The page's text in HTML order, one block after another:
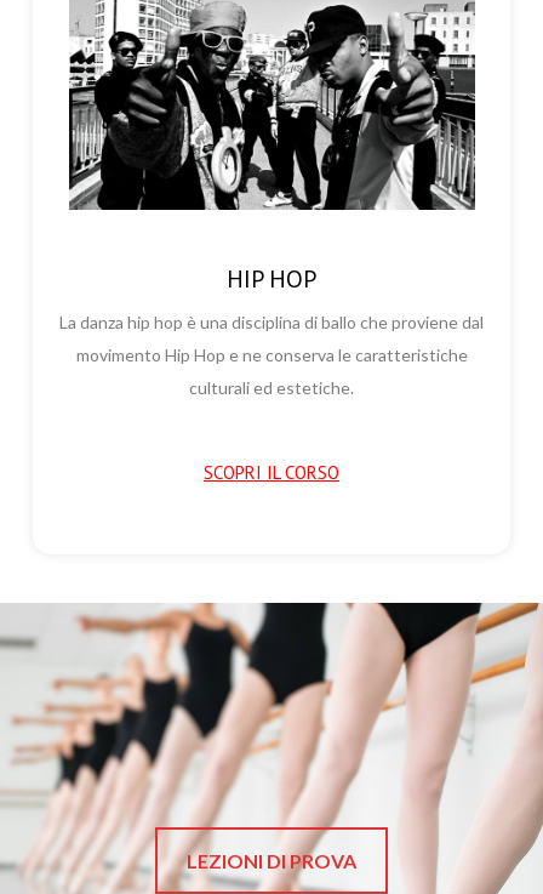
HIP HOP
La danza hip hop è una disciplina di ballo che proviene dal
movimento Hip Hop e ne conserva le caratteristiche
culturali ed estetiche.
SCOPRI IL CORSO
LEZIONI DI PROVA